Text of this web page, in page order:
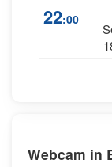
22:00
Webcam in